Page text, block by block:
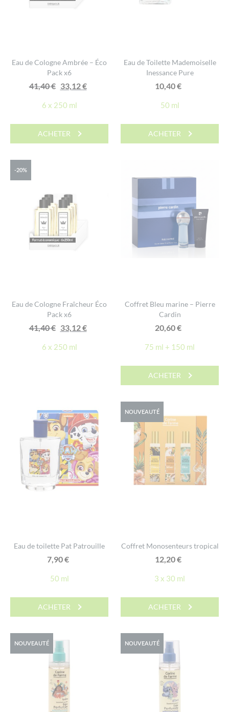
Eau de Cologne Ambrée – Éco
Pack x6
41,40€ Le
initial
était :
41,40 €.
33,12€
est :
6 x 250 ml
ACHETER
Eau de Toilette Mademoiselle
Inessance Pure
10,40€
50 ml
ACHETER
-20%
Eau de Cologne Fraîcheur Éco
Pack x6
41,40€ Le
initial
33,12€
6 x 250 ml
Coffret Bleu marine – Pierre
Cardin
20,60€
75 ml + 150 ml
ACHETER
Eau de toilette Pat Patrouille
7,90€
50 ml
ACHETER
NOUVEAUTÉ
Coffret Monosenteurs tropical
12,20€
3 x 30 ml
ACHETER
NOUVEAUTÉ NOUVEAUTÉ